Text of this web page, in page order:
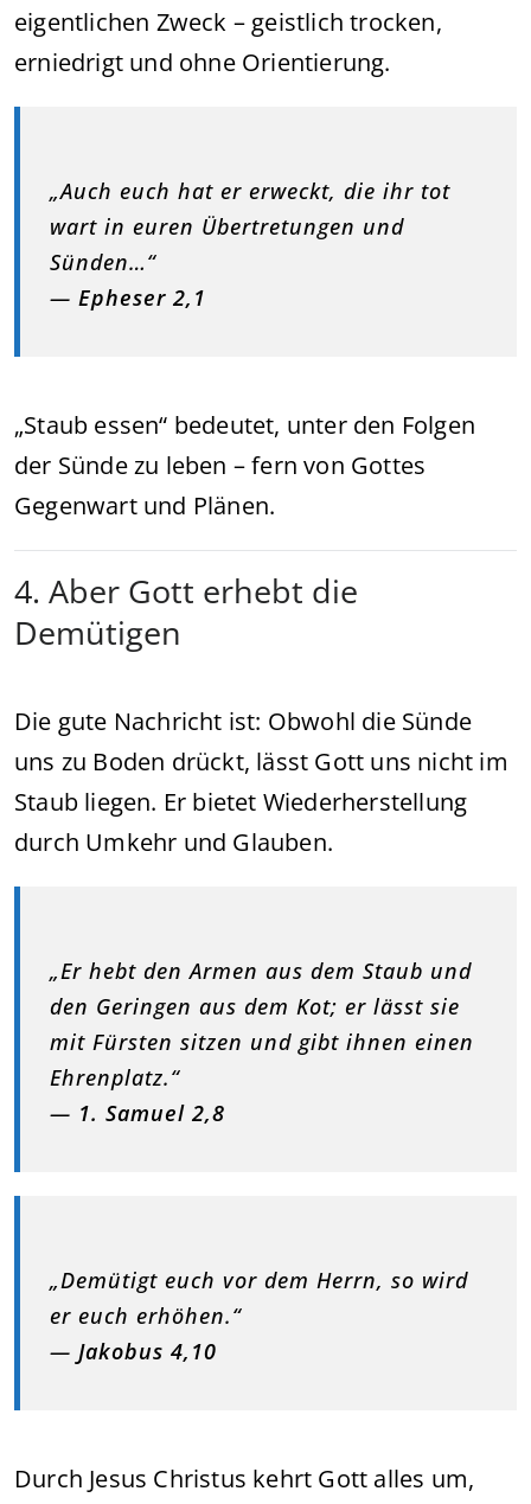
eigentlichen Zweck – geistlich trocken,
erniedrigt und ohne Orientierung.
„Auch euch hat er erweckt, die ihr tot
wart in euren Übertretungen und
Sünden…“
— Epheser 2,1
„Staub essen“ bedeutet, unter den Folgen
der Sünde zu leben – fern von Gottes
Gegenwart und Plänen.
4. Aber Gott erhebt die
Demütigen
Die gute Nachricht ist: Obwohl die Sünde
uns zu Boden drückt, lässt Gott uns nicht im
Staub liegen. Er bietet Wiederherstellung
durch Umkehr und Glauben.
„Er hebt den Armen aus dem Staub und
den Geringen aus dem Kot; er lässt sie
mit Fürsten sitzen und gibt ihnen einen
Ehrenplatz.“
— 1. Samuel 2,8
„Demütigt euch vor dem Herrn, so wird
er euch erhöhen.“
— Jakobus 4,10
Durch Jesus Christus kehrt Gott alles um,